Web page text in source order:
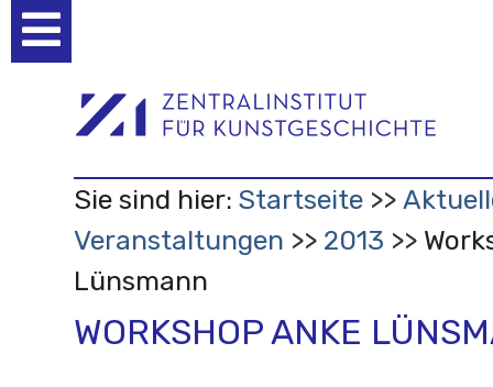
Werkzeuge
Sie sind hier: Startseite
Veranstaltungen
2013
Lünsmann
WORKSHOP ANKE